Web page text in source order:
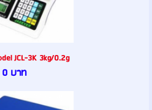
JCL-3K 3kg/0.2g
0 บาท